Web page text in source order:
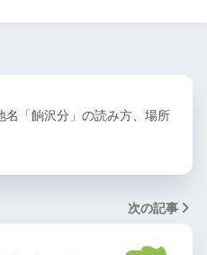
名「餉沢分」の読み方、場所
次の記事